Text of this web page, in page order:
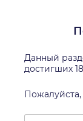
Данный
достигших
Эротическое
Проверенный